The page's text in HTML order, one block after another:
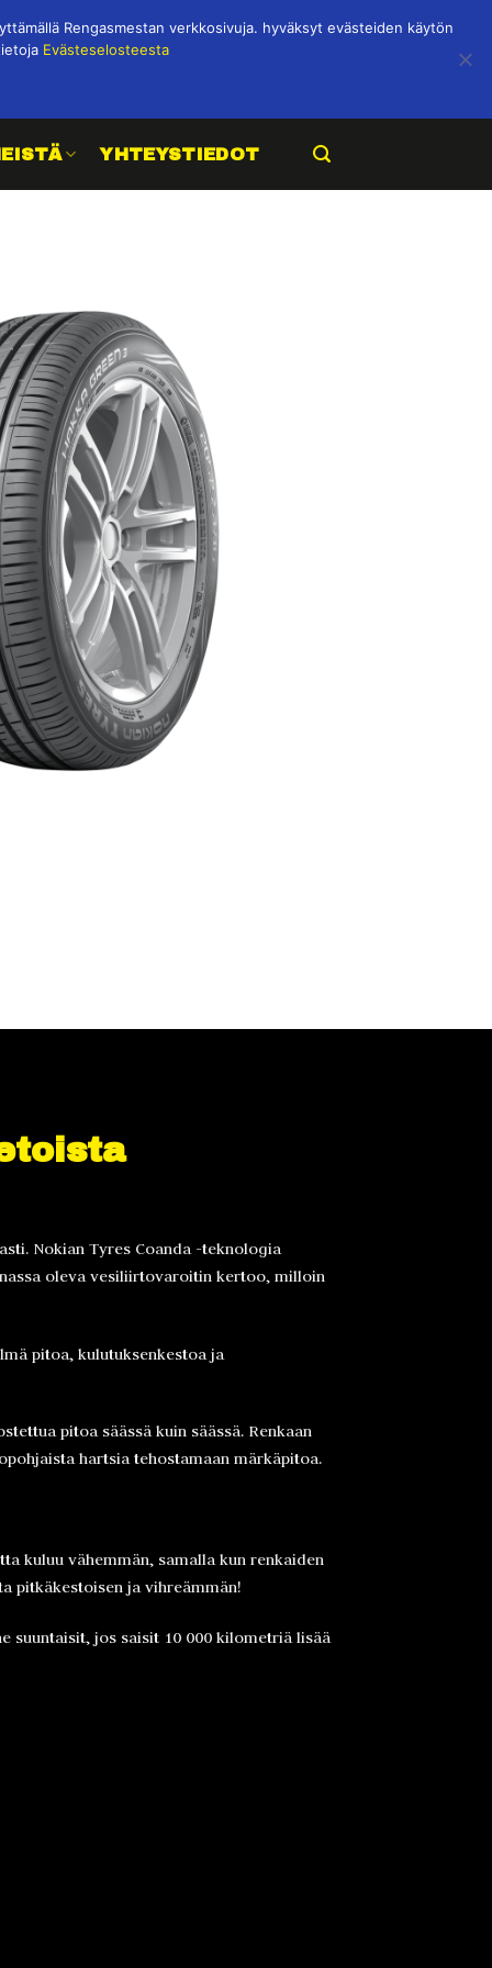
YHTEYSTIEDOT
Nokian Tyres Coanda -teknologia
oleva vesiliirtovaroitin kertoo, milloin
pitoa, kulutuksenkestoa ja
pitoa säässä kuin säässä. Renkaan
hartsia tehostamaan märkäpitoa.
kuluu vähemmän, samalla kun renkaiden
pitkäkestoisen ja vihreämmän!
suuntaisit, jos saisit 10 000 kilometriä lisää
Rengasmestan verkkosivuja. hyväksyt evästeiden käytön
Evästeselosteesta